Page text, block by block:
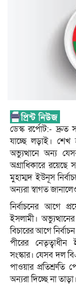
ডেস্ক রর্পোট:- দ্রুত
যাচ্ছে লড়াই। শেখ
অভ্যুত্থানে অন্য
অগ্রাধিকারে রয়েছে
মুহাম্মদ ইউনূস
অন্যরা স্বাগত
নির্বাচনের আগে
ইসলামী।
বিচারের আগে
পীরের
সংস্কার। যেসব দল
পাওয়ার প্রতিশ্রুতি
অন্যরা দিচ্ছে না তাড়া।